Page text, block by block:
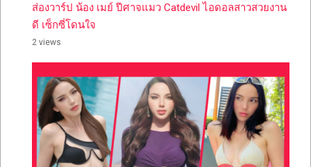
ส่องวาร์ป น้อง เมย์ ปีศาจแมว Catdevil ไอดอลสาวสวยงาน
ดี เซ็กซี่โดนใจ
2 views